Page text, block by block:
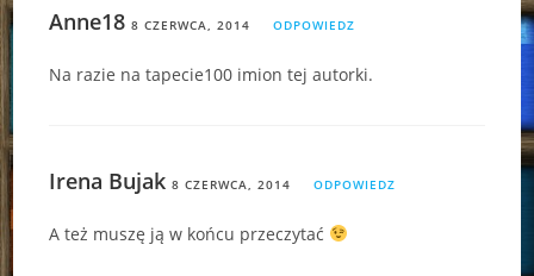
Anne18 8 CZERWCA, 2014 ODPOWIEDZ
Na razie na tapecie100 imion tej autorki.
Irena Bujak 8 CZERWCA, 2014 ODPOWIEDZ
A też muszę ją w końcu przeczytać